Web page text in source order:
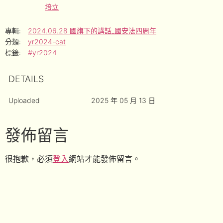
培立
專輯:
2024.06.28 國旗下的講話_國安法四周年
分類:
yr2024-cat
標籤:
#yr2024
DETAILS
Uploaded 2025 年 05 月 13 日
發佈留言
很抱歉，必須登入網站才能發佈留言。